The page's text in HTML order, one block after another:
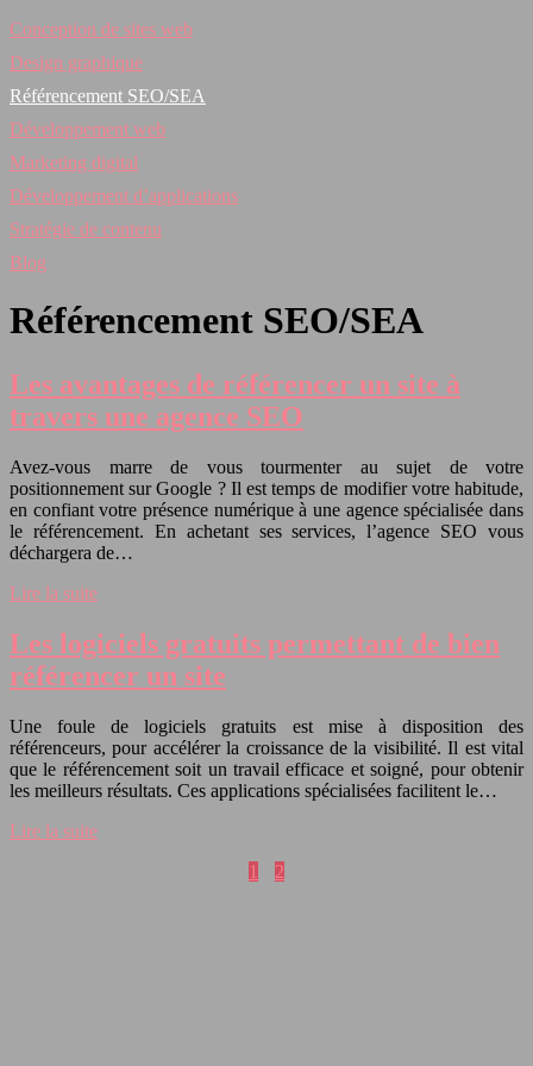
Conception de sites web
Design graphique
Référencement SEO/SEA
Développement web
Marketing digital
Développement d’applications
Stratégie de contenu
Blog
Référencement SEO/SEA
Les avantages de référencer un site à
travers une agence SEO
Avez-vous marre de vous tourmenter au sujet de votre
positionnement sur Google ? Il est temps de modifier votre habitude,
en confiant votre présence numérique à une agence spécialisée dans
le référencement. En achetant ses services, l’agence SEO vous
déchargera de…
Lire la suite
Les logiciels gratuits permettant de bien
référencer un site
Une foule de logiciels gratuits est mise à disposition des
référenceurs, pour accélérer la croissance de la visibilité. Il est vital
que le référencement soit un travail efficace et soigné, pour obtenir
les meilleurs résultats. Ces applications spécialisées facilitent le…
Lire la suite
1
2